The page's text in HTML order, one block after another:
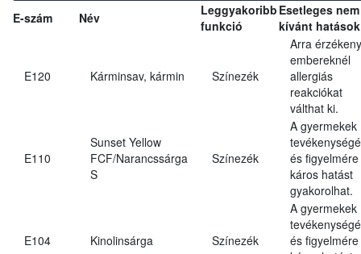
E-szám Név
Leggyakoribb
funkció
Esetleges nem
kívánt hatások
E120 Kárminsav, kármin Színezék
Arra érzékeny
embereknél
allergiás
reakciókat
válthat ki.
E110
Sunset Yellow
FCF/Narancssárga
S
Színezék
A gyermekek
és figyelmére
káros hatást
gyakorolhat.
E104 Kinolinsárga Színezék
A gyermekek
és figyelmére